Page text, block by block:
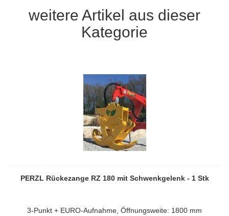
weitere Artikel aus dieser
Kategorie
PERZL Rückezange RZ 180 mit Schwenkgelenk - 1 Stk
3-Punkt + EURO-Aufnahme, Öffnungsweite: 1800 mm